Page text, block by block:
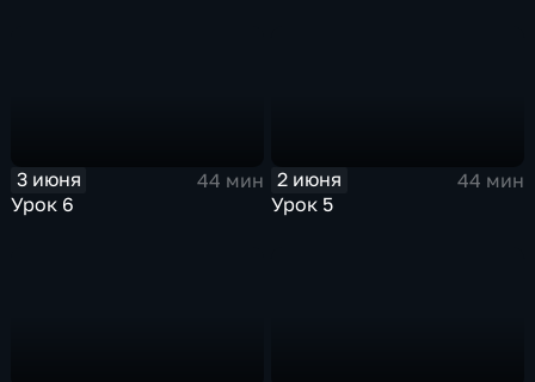
3 июня
44 мин
Урок 6
2 июня
44 мин
Урок 5